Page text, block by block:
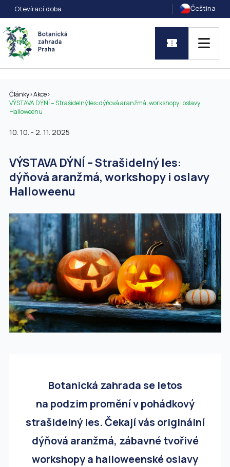
Otevírací doba Čeština
Články>Akce>
VÝSTAVA DÝNÍ – Strašidelný les: dýňová aranžmá, workshopy i oslavy
Halloweenu
10. 10. - 2. 11. 2025
VÝSTAVA DÝNÍ – Strašidelný les:
dýňová aranžmá, workshopy i oslavy
Halloweenu
Botanická zahrada se letos
na podzim promění v pohádkový
strašidelný les. Čekají vás originální
dýňová aranžmá, zábavné tvořivé
workshopy a halloweenské oslavy